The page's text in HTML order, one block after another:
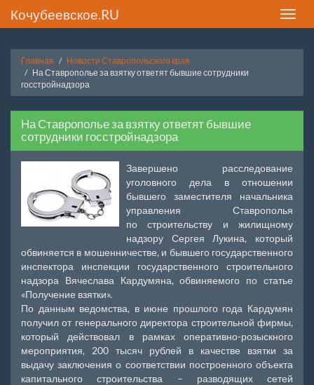
Toggle
Кочубеевское.RU
Главная
Новости Ставропольского края
На Ставрополье за взятку ответят бывшие сотрудники
госстройнадзора
На Ставрополье за взятку ответят бывшие
сотрудники госстройнадзора
Завершено расследование
уголовного дела в отношении
бывшего заместителя начальника
управления Ставрополья
по строительству и жилищному
надзору Сергея Лукина, который
обвиняется в мошенничестве, и бывшего государственного
инспектора инспекции государственного строительного
надзора Вячеслава Кардумяна, обвиняемого по статье
«Получение взятки».
По данным ведомства, в июне прошлого года Кардумян
получил от генерального директора строительной фирмы,
который действовал в рамках оперативно-розыскного
мероприятия, 200 тысяч рублей в качестве взятки за
выдачу заключения о соответствии построенного объекта
капитального строительства – разводящих сетей